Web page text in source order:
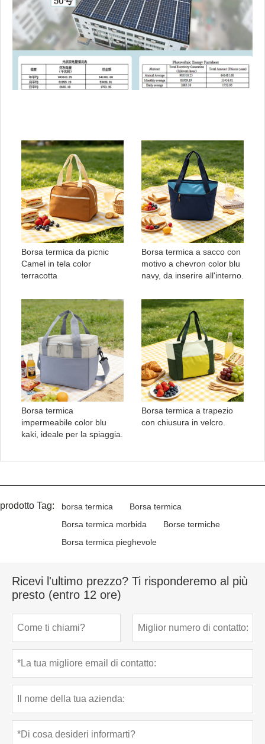
Borsa termica da picnic
Camel in tela color
terracotta
Borsa termica a sacco con
motivo a chevron color blu
navy, da inserire all'interno.
Borsa termica
impermeabile color blu
kaki, ideale per la spiaggia.
Borsa termica a trapezio
con chiusura in velcro.
prodotto Tag: borsa termica
Borsa termica
Borsa termica morbida
Borse termiche
Borsa termica pieghevole
Ricevi l'ultimo prezzo? Ti risponderemo al più
presto (entro 12 ore)